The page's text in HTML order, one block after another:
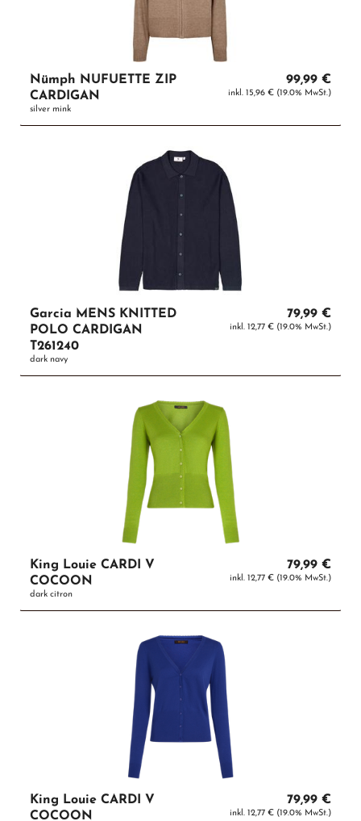
Nümph NUFUETTE ZIP
CARDIGAN
silver mink
99,99 €
inkl. 15,96 € (19.0% MwSt.)
Garcia MENS KNITTED
POLO CARDIGAN
T261240
dark navy
79,99 €
inkl. 12,77 € (19.0% MwSt.)
King Louie CARDI V
COCOON
dark citron
79,99 €
inkl. 12,77 € (19.0% MwSt.)
King Louie CARDI V
COCOON
79,99 €
inkl. 12,77 € (19.0% MwSt.)